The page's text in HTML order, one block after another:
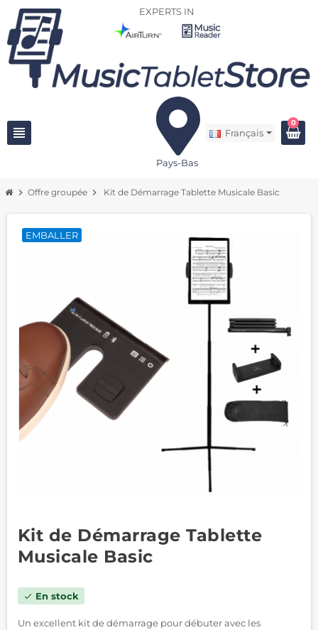
EXPERTS IN
view_headline
Pays-Bas
Français
0
chevron_right Offre groupée chevron_right Kit de Démarrage Tablette Musicale Basic
EMBALLER
Kit de Démarrage Tablette
Musicale Basic
check En stock
Un excellent kit de démarrage pour débuter avec les